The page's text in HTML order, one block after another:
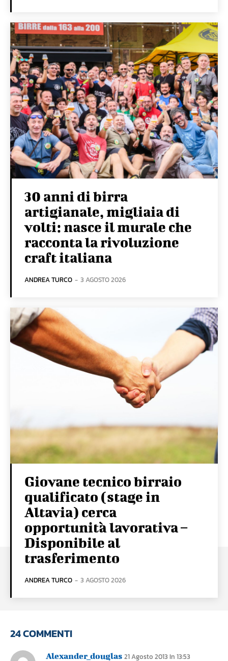
30 anni di birra
artigianale, migliaia di
volti: nasce il murale che
racconta la rivoluzione
craft italiana
ANDREA TURCO - 3 AGOSTO 2026
Giovane tecnico birraio
qualificato (stage in
Altavia) cerca
opportunità lavorativa –
Disponibile al
trasferimento
ANDREA TURCO - 3 AGOSTO 2026
24 COMMENTI
Alexander_douglas 21 Agosto 2013 In 13:53